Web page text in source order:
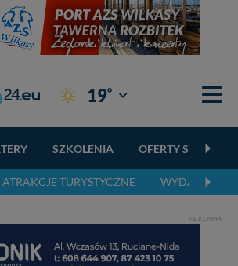
19° Giżycko
SZKOLENIA OFERTY
ATRAKCJE TURYSTYCZNE WYDARZENIA
REKLAMA